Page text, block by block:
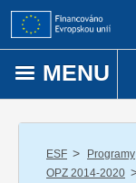
Přejít k obsahu
MENU
ESF / Programy
OPZ 2014-2020 /